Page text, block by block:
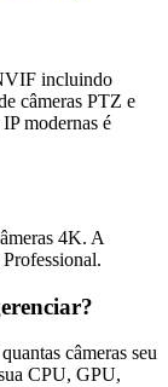
incluindo
câmeras PTZ e
modernas é
4K. A
câmeras seu
CPU, GPU,